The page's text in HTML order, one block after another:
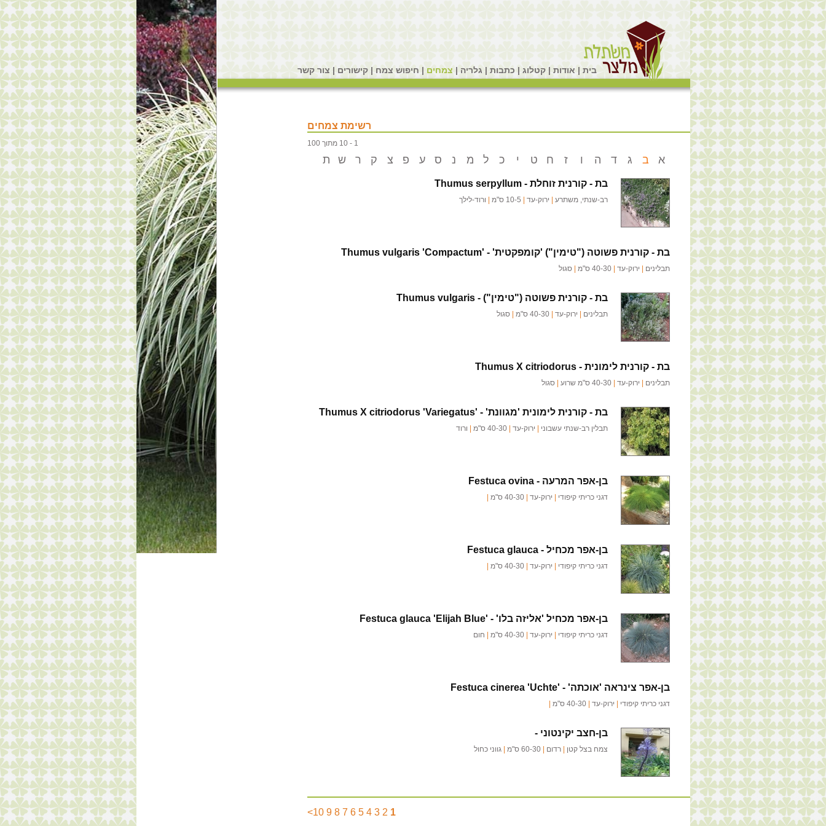
בית | אודות |קטלוג | כתבות | גלריה | צמחים | חיפוש צמח |קישורים | צור קשר
רשימת צמחים
1 - 10 מתוך 100
א ב ג ד ה ו ז ח ט י כ ל מ נ ס ע פ צ ק ר ש ת
בת - קורנית זוחלת -Thumus serpyllum
רב-שנתי, משתרע ירוק-עד ורוד-לילך
בת - קורנית פשוטה ("טימין") 'קומפקטית' - Thumus vulgaris 'Compactum'
תבלינים ירוק-עד 40-30 ס"מ סגול
בת - קורנית פשוטה ("טימין") -Thumus vulgaris
תבלינים ירוק-עד 40-30 ס"מ סגול
בת - קורנית לימונית -Thumus X citriodorus
תבלינים ירוק-עד 40-30 ס"מ שרוע סגול
בת - קורנית לימונית 'מגוונת' - Thumus X citriodorus 'Variegatus'
תבלין רב-שנתי עשבוני ירוק-עד 40-30 ס"מ ורוד
בן-אפר המרעה -Festuca ovina
דגני כריתי קיפודי ירוק-עד 40-30 ס"מ
בן-אפר מכחיל -Festuca glauca
דגני כריתי קיפודי ירוק-עד 40-30 ס"מ
בן-אפר מכחיל 'אליזה בלו' - Festuca glauca 'Elijah Blue'
דגני כריתי קיפודי ירוק-עד 40-30 ס"מ חום
בן-אפר צינראה 'אוכתה' - Festuca cinerea 'Uchte'
דגני כריתי קיפודי ירוק-עד 40-30 ס"מ
בן-חצב יקינטוני -
צמח בצל קטן רדום 60-30 ס"מ גווני כחול
1
2
3
4
5
6
7
8
9
10
>